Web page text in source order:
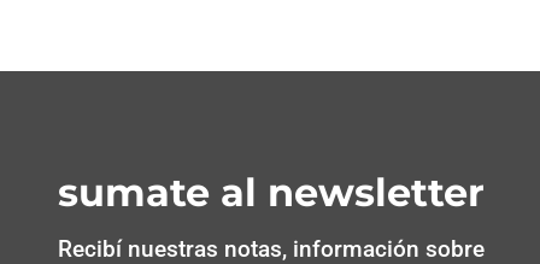
sumate al newsletter
Recibí nuestras notas, información sobre